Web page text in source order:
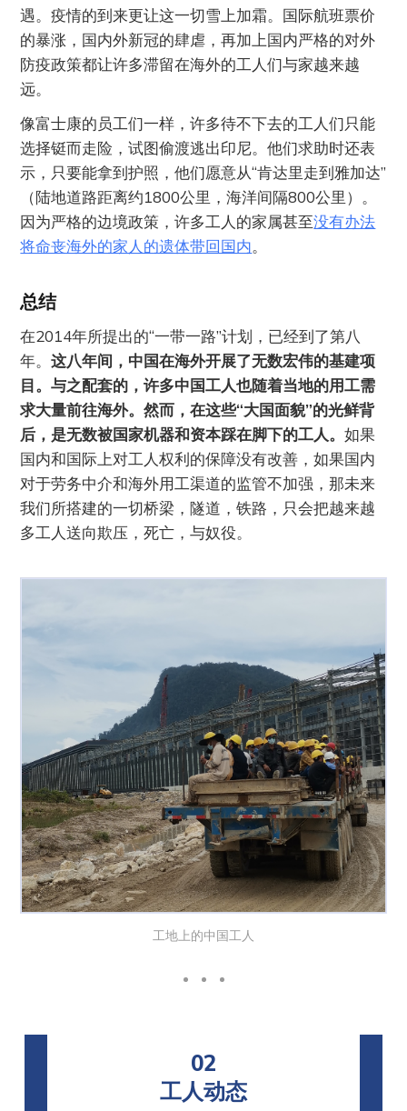
遇。疫情的到来更让这一切雪上加霜。国际航班票价
的暴涨，国内外新冠的肆虐，再加上国内严格的对外
防疫政策都让许多滞留在海外的工人们与家越来越
远。
像富士康的员工们一样，许多待不下去的工人们只能
选择铤而走险，试图偷渡逃出印尼。他们求助时还表
示，只要能拿到护照，他们愿意从“肯达里走到雅加达”
（陆地道路距离约1800公里，海洋间隔800公里）。
因为严格的边境政策，许多工人的家属甚至没有办法
将命丧海外的家人的遗体带回国内。
总结
在2014年所提出的“一带一路”计划，已经到了第八
年。这八年间，中国在海外开展了无数宏伟的基建项
目。与之配套的，许多中国工人也随着当地的用工需
求大量前往海外。然而，在这些“大国面貌”的光鲜背
后，是无数被国家机器和资本踩在脚下的工人。如果
国内和国际上对工人权利的保障没有改善，如果国内
对于劳务中介和海外用工渠道的监管不加强，那未来
我们所搭建的一切桥梁，隧道，铁路，只会把越来越
多工人送向欺压，死亡，与奴役。
工地上的中国工人
02
工人动态